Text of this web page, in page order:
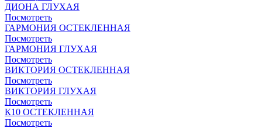
ДИОНА ГЛУХАЯ
Посмотреть
ГАРМОНИЯ ОСТЕКЛЕННАЯ
Посмотреть
ГАРМОНИЯ ГЛУХАЯ
Посмотреть
ВИКТОРИЯ ОСТЕКЛЕННАЯ
Посмотреть
ВИКТОРИЯ ГЛУХАЯ
Посмотреть
К10 ОСТЕКЛЕННАЯ
Посмотреть